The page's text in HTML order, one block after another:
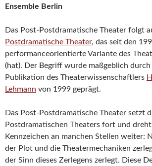
Ensemble Berlin
Das Post-Postdramatische Theater folgt
Postdramatische Theater, das seit den
performanceorientierte Variante des
(hat). Der Begriff wurde maßgeblich durch
Publikation des Theaterwissenschaftlers
Lehmann von 1999 geprägt.
Das Post-Postdramatische Theater setzt
Postdramatischen Theaters fort und dreht
Kennzeichen an manchen Stellen weiter:
der Plot und die Theatermechaniken
der Sinn dieses Zerlegens zerlegt. Diese